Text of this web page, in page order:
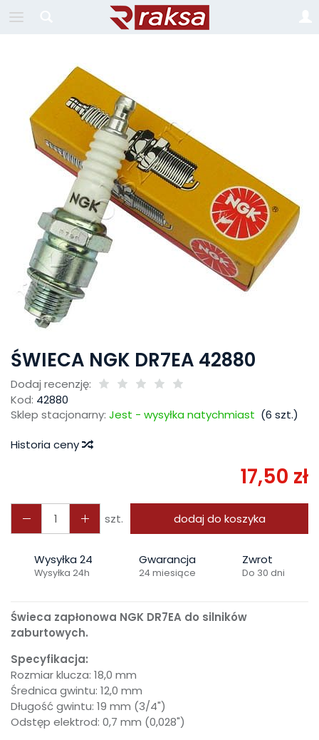
ŚWIECA NGK DR7EA 42880
Dodaj recenzję:
Kod: 42880
Sklep stacjonarny: Jest - wysyłka natychmiast (6 szt.)
Historia ceny
17,50 zł
szt. dodaj do koszyka
Wysyłka 24
Wysyłka 24h
Gwarancja
24 miesiące
Zwrot
Do 30 dni
Świeca zapłonowa NGK DR7EA do silników
zaburtowych.
Specyfikacja:
Rozmiar klucza: 18,0 mm
Średnica gwintu: 12,0 mm
Długość gwintu: 19 mm (3/4")
Odstęp elektrod: 0,7 mm (0,028")